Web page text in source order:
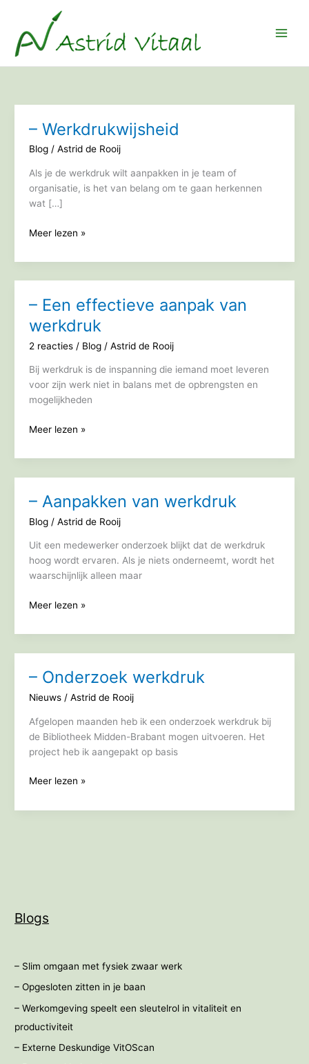
inhoud
– Werkdrukwijsheid
Blog/ Astrid de Rooij
Als je de werkdruk wilt aanpakken in je team of
organisatie, is het van belang om te gaan herkennen
wat […]
–
Meer lezen »
– Een effectieve aanpak van
werkdruk
2 reacties / Blog/ Astrid de Rooij
Bij werkdruk is de inspanning die iemand moet leveren
voor zijn werk niet in balans met de opbrengsten en
mogelijkheden
–
effectieve
werkdruk
Meer lezen »
– Aanpakken van werkdruk
Blog/ Astrid de Rooij
Uit een medewerker onderzoek blijkt dat de werkdruk
hoog wordt ervaren. Als je niets onderneemt, wordt het
waarschijnlijk alleen maar
–
van
Meer lezen »
– Onderzoek werkdruk
Nieuws/ Astrid de Rooij
Afgelopen maanden heb ik een onderzoek werkdruk bij
de Bibliotheek Midden-Brabant mogen uitvoeren. Het
project heb ik aangepakt op basis
–
werkdruk
Meer lezen »
Blogs
– Slim omgaan met fysiek zwaar werk
– Opgesloten zitten in je baan
– Werkomgeving speelt een sleutelrol in vitaliteit en
productiviteit
– Externe Deskundige VitOScan